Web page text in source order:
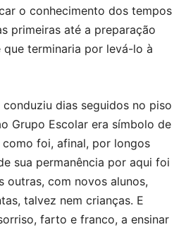
o conhecimento dos tempos
primeiras até a preparação
terminaria por levá-lo à
dias seguidos no piso
Grupo Escolar era símbolo de
como foi, afinal, por longos
sua permanência por aqui foi
outras, com novos alunos,
talvez nem crianças. E
farto e franco, a ensinar